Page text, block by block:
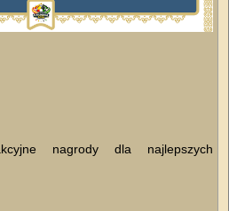
nagrody dla najlepszych